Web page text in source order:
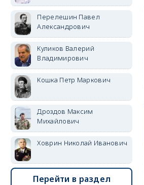
Перелешин Павел
Александрович
Куликов Валерий
Владимирович
Кошка Петр Маркович
Дроздов Максим
Михайлович
Ховрин Николай Иванович
Перейти в раздел